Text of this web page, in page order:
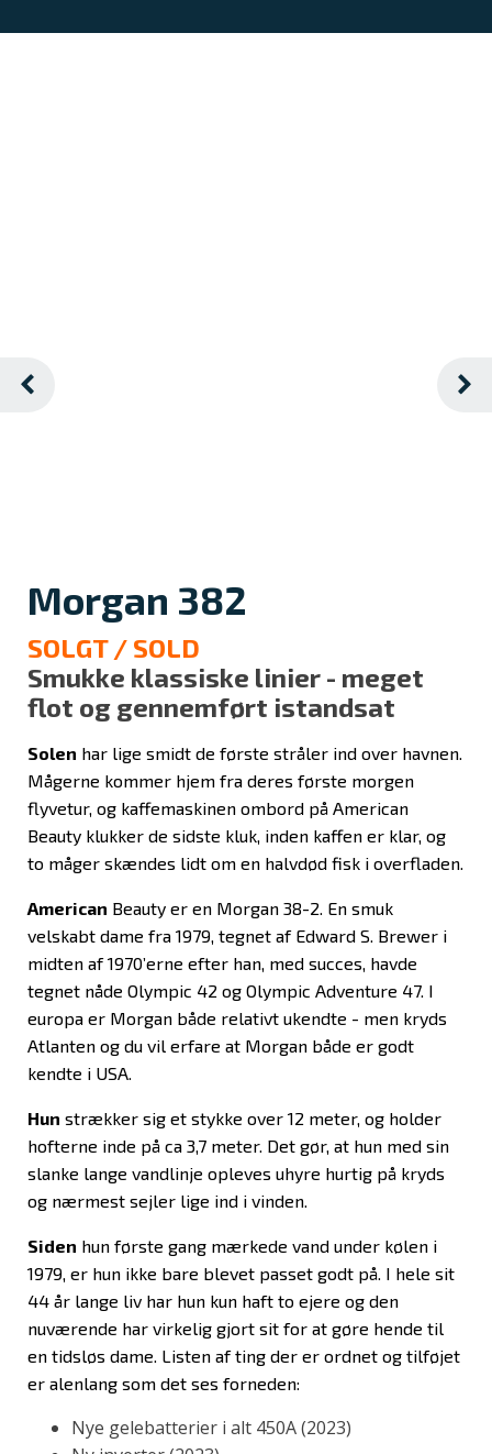
Morgan 382
SOLGT / SOLD
Smukke klassiske linier - meget
flot og gennemført istandsat
Solen har lige smidt de første stråler ind over havnen.
Mågerne kommer hjem fra deres første morgen
flyvetur, og kaffemaskinen ombord på American
Beauty klukker de sidste kluk, inden kaffen er klar, og
to måger skændes lidt om en halvdød fisk i overfladen.
American Beauty er en Morgan 38-2. En smuk
velskabt dame fra 1979, tegnet af Edward S. Brewer i
midten af 1970’erne efter han, med succes, havde
tegnet nåde Olympic 42 og Olympic Adventure 47. I
europa er Morgan både relativt ukendte - men kryds
Atlanten og du vil erfare at Morgan både er godt
kendte i USA.
Hun strækker sig et stykke over 12 meter, og holder
hofterne inde på ca 3,7 meter. Det gør, at hun med sin
slanke lange vandlinje opleves uhyre hurtig på kryds
og nærmest sejler lige ind i vinden.
Siden hun første gang mærkede vand under kølen i
1979, er hun ikke bare blevet passet godt på. I hele sit
44 år lange liv har hun kun haft to ejere og den
nuværende har virkelig gjort sit for at gøre hende til
en tidsløs dame. Listen af ting der er ordnet og tilføjet
er alenlang som det ses forneden:
Nye gelebatterier i alt 450A (2023)